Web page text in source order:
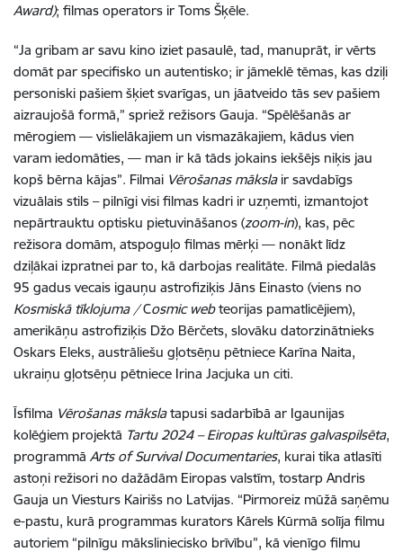
Award); filmas operators ir Toms Šķēle.
“Ja gribam ar savu kino iziet pasaulē, tad, manuprāt, ir vērts
domāt par specifisko un autentisko; ir jāmeklē tēmas, kas dziļi
personiski pašiem šķiet svarīgas, un jāatveido tās sev pašiem
aizraujošā formā,” spriež režisors Gauja. “Spēlēšanās ar
mērogiem — vislielākajiem un vismazākajiem, kādus vien
varam iedomāties, — man ir kā tāds jokains iekšējs niķis jau
kopš bērna kājas”. Filmai Vērošanas mākslair savdabīgs
vizuālais stils – pilnīgi visi filmas kadri ir uzņemti, izmantojot
nepārtrauktu optisku pietuvināšanos (zoom-in), kas, pēc
režisora domām, atspoguļo filmas mērķi — nonākt līdz
dziļākai izpratnei par to, kā darbojas realitāte. Filmā piedalās
95 gadus vecais igauņu astrofiziķis Jāns Einasto (viens no
Kosmiskā tīklojuma /Cosmic webteorijas pamatlicējiem),
amerikāņu astrofiziķis Džo Bērčets, slovāku datorzinātnieks
Oskars Eleks, austrāliešu gļotsēņu pētniece Karīna Naita,
ukraiņu gļotsēņu pētniece Irina Jacjuka un citi.
Īsfilma Vērošanas mākslatapusi sadarbībā ar Igaunijas
kolēģiem projektā Tartu 2024 – Eiropas kultūras galvaspilsēta,
programmā Arts of Survival Documentaries, kurai tika atlasīti
astoņi režisori no dažādām Eiropas valstīm, tostarp Andris
Gauja un Viesturs Kairišs no Latvijas. “Pirmoreiz mūžā saņēmu
e-pastu, kurā programmas kurators Kārels Kūrmā solīja filmu
autoriem “pilnīgu māksliniecisko brīvību”, kā vienīgo filmu